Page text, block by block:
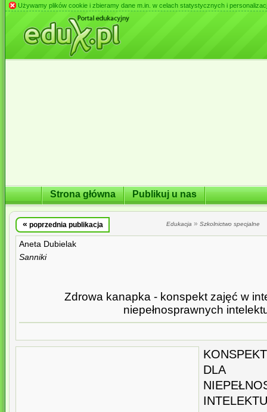
Używamy plików cookie i zbieramy dane m.in. w celach statystycznych i
Strona główna Publikuj u nas
« poprzednia publikacja Edukacja » Szkolnictwo specjalne
Aneta Dubielak
Sanniki
Zdrowa kanapka - konspekt zajęć w
niepełnosprawnych